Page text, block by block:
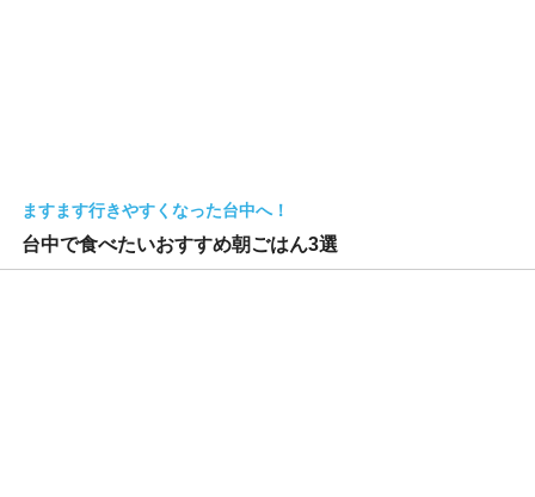
ますます行きやすくなった台中へ！
台中で食べたいおすすめ朝ごはん3選